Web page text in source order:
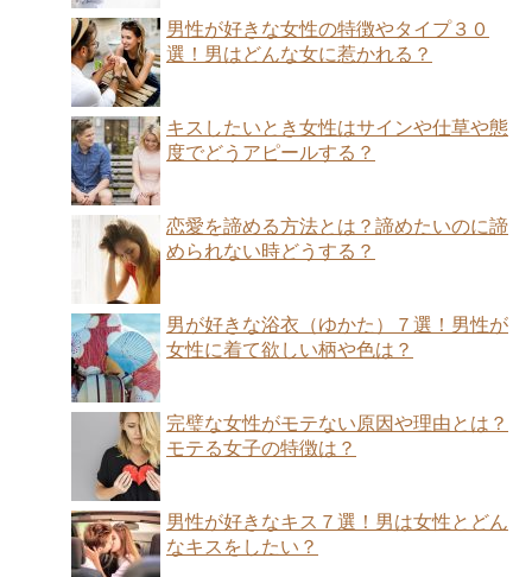
男性が好きな女性の特徴やタイプ３０
選！男はどんな女に惹かれる？
キスしたいとき女性はサインや仕草や態
度でどうアピールする？
恋愛を諦める方法とは？諦めたいのに諦
められない時どうする？
男が好きな浴衣（ゆかた）７選！男性が
女性に着て欲しい柄や色は？
完璧な女性がモテない原因や理由とは？
モテる女子の特徴は？
男性が好きなキス７選！男は女性とどん
なキスをしたい？